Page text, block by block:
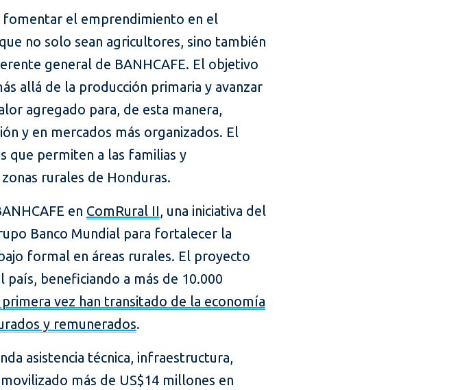
fomentar el emprendimiento en el
no solo sean agricultores, sino también
general de BANHCAFE. El objetivo
allá de la producción primaria y avanzar
agregado para, de esta manera,
y en mercados más organizados. El
que permiten a las familias y
rurales de Honduras.
en ComRural II, una iniciativa del
Banco Mundial para fortalecer la
formal en áreas rurales. El proyecto
beneficiando a más de 10.000
vez han transitado de la economía
y remunerados.
asistencia técnica, infraestructura,
más de US$14 millones en